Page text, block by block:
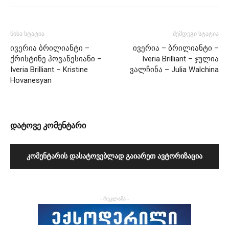
წინა სტატია
ივერია ბრილიანტი –
ქრისტინე ჰოვანესიანი –
Iveria Brilliant – Kristine
Hovanesyan
შემდეგი სტატია
ივერია – ბრილიანტი –
Iveria Brilliant – ჯულია
ვალჩინა – Julia Walchina
დატოვე კომენტარი
ᲙᲝᲛᲔᲜᲢᲐᲠᲘᲡ ᲓᲐᲡᲐᲢᲝᲕᲔᲑᲚᲐᲓ ᲒᲐᲘᲐᲠᲔᲗ ᲐᲕᲢᲝᲠᲘᲖᲐᲪᲘᲐ
- რეკლამა -